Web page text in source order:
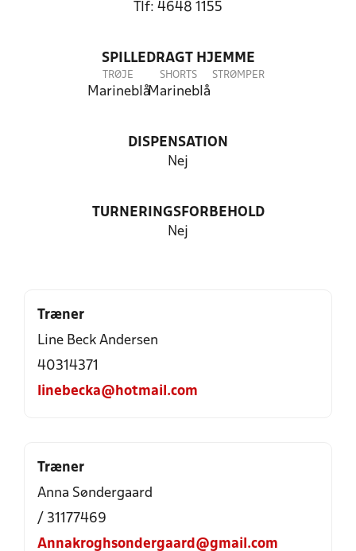
Tlf: 4648 1155
SPILLEDRAGT HJEMME
TRØJE
Marineblå
SHORTS
Marineblå
STRØMPER
DISPENSATION
Nej
TURNERINGSFORBEHOLD
Nej
Træner
Line Beck Andersen
40314371
linebecka@hotmail.com
Træner
Anna Søndergaard
/ 31177469
Annakroghsondergaard@gmail.com